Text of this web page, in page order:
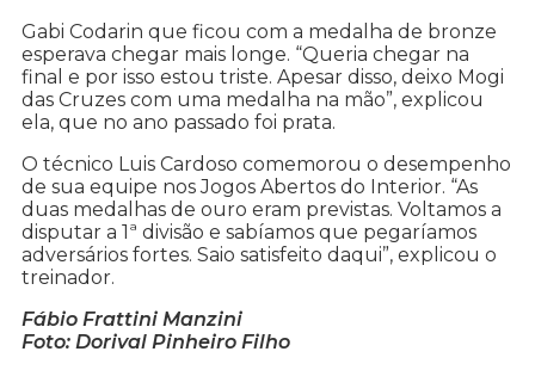
Gabi Codarin que ficou com a medalha de bronze
esperava chegar mais longe. “Queria chegar na
final e por isso estou triste. Apesar disso, deixo Mogi
das Cruzes com uma medalha na mão”, explicou
ela, que no ano passado foi prata.
O técnico Luis Cardoso comemorou o desempenho
de sua equipe nos Jogos Abertos do Interior. “As
duas medalhas de ouro eram previstas. Voltamos a
disputar a 1ª divisão e sabíamos que pegaríamos
adversários fortes. Saio satisfeito daqui”, explicou o
treinador.
Fábio Frattini Manzini
Foto: Dorival Pinheiro Filho